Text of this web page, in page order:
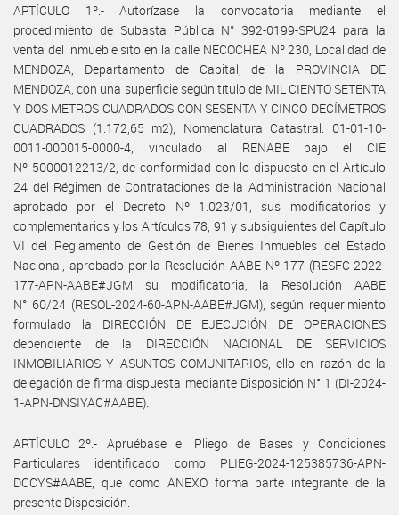
ARTÍCULO 1º.- Autorízase la convocatoria mediante el
procedimiento de Subasta Pública N° 392-0199-SPU24 para la
venta del inmueble sito en la calle NECOCHEA Nº 230, Localidad de
MENDOZA, Departamento de Capital, de la PROVINCIA DE
MENDOZA, con una superficie según título de MIL CIENTO SETENTA
Y DOS METROS CUADRADOS CON SESENTA Y CINCO DECÍMETROS
CUADRADOS (1.172,65 m2), Nomenclatura Catastral: 01-01-10-
0011-000015-0000-4, vinculado al RENABE bajo el CIE
Nº 5000012213/2, de conformidad con lo dispuesto en el Artículo
24 del Régimen de Contrataciones de la Administración Nacional
aprobado por el Decreto Nº 1.023/01, sus modificatorios y
complementarios y los Artículos 78, 91 y subsiguientes del Capítulo
VI del Reglamento de Gestión de Bienes Inmuebles del Estado
Nacional, aprobado por la Resolución AABE Nº 177 (RESFC-2022-
177-APN-AABE#JGM su modificatoria, la Resolución AABE
N° 60/24 (RESOL-2024-60-APN-AABE#JGM), según requerimiento
formulado la DIRECCIÓN DE EJECUCIÓN DE OPERACIONES
dependiente de la DIRECCIÓN NACIONAL DE SERVICIOS
INMOBILIARIOS Y ASUNTOS COMUNITARIOS, ello en razón de la
delegación de firma dispuesta mediante Disposición N° 1 (DI-2024-
1-APN-DNSIYAC#AABE).
ARTÍCULO 2º.- Apruébase el Pliego de Bases y Condiciones
Particulares identificado como PLIEG-2024-125385736-APN-
DCCYS#AABE, que como ANEXO forma parte integrante de la
presente Disposición.